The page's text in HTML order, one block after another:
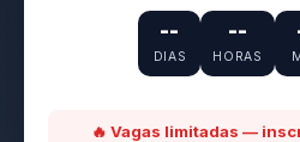
--
DIAS
--
HORAS
🔥 Vagas limitadas —